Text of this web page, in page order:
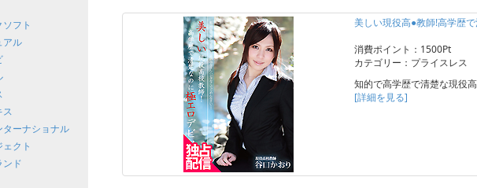
フト
アル
ス
ターナショナル
クト
ンド
美しい現役高●教師!高学歴
消費ポイント：1500Pt
カテゴリー：プライスレス
知的で高学歴で清楚な現役
[詳細を見る]